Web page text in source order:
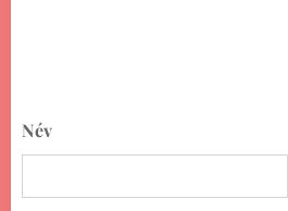
Név